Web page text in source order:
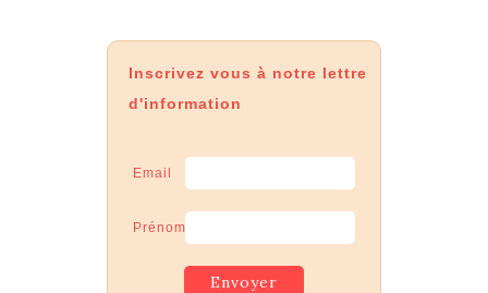
Inscrivez vous à notre lettre
d'information
Email
Prénom